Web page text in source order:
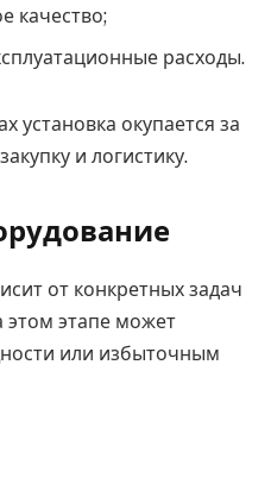
качество;
расходы.
установка окупается за
и логистику.
от конкретных задач
этом этапе может
или избыточным